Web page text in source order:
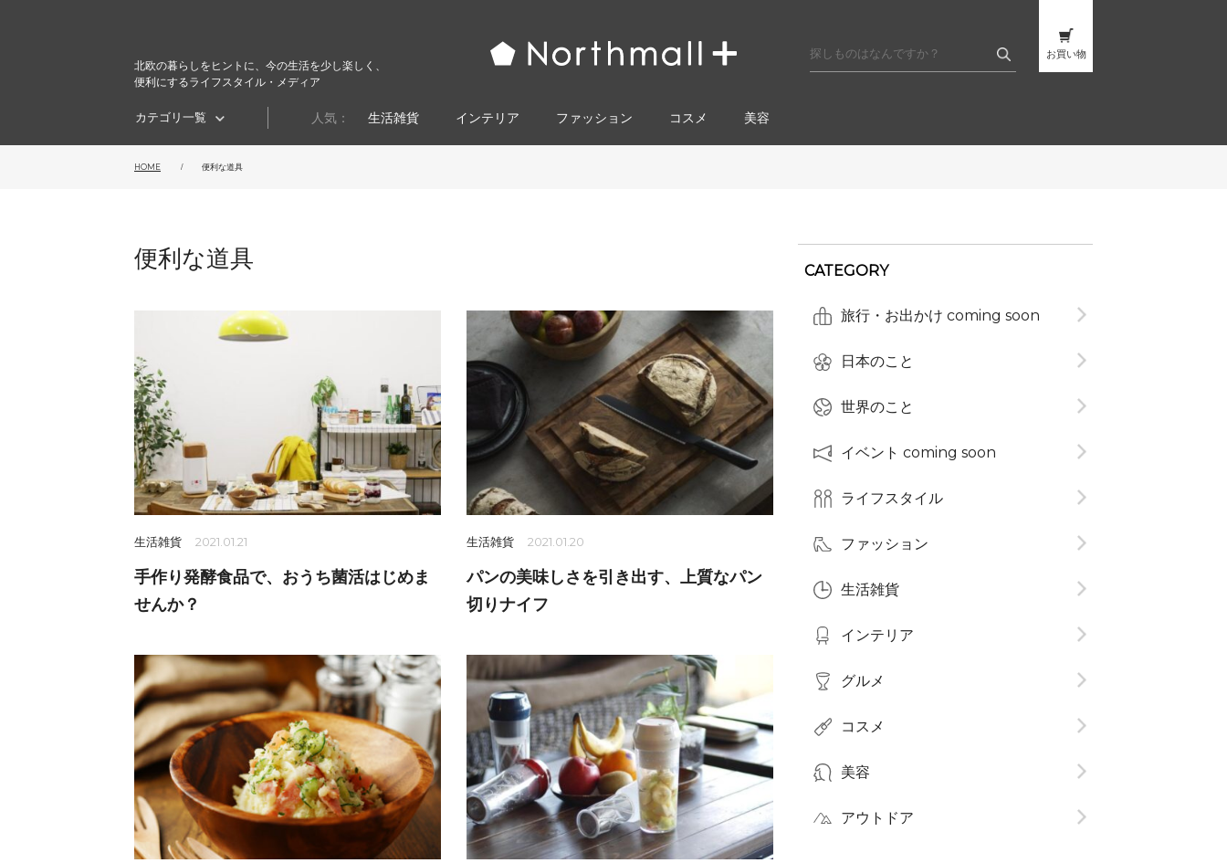
北欧の暮らしをヒントに、今の生活を少し楽しく、
便利にするライフスタイル・メディア
お買い物
カテゴリ一覧 人気： 生活雑貨 インテリア ファッション コスメ​ 美容
HOME 便利な道具
便利な道具
生活雑貨 2021.01.21
手作り発酵食品で、おうち菌活はじめま
せんか？
生活雑貨 2021.01.20
パンの美味しさを引き出す、上質なパン
切りナイフ
CATEGORY
旅行・お出かけ coming soon
日本のこと
世界のこと
イベント coming soon
ライフスタイル
ファッション
生活雑貨
インテリア
グルメ
コスメ​
美容
アウトドア